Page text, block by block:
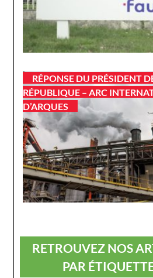
RÉPONSE DU PRÉSIDENT
RÉPUBLIQUE – ARC
D’ARQUES
RETROUVEZ NOS
PAR